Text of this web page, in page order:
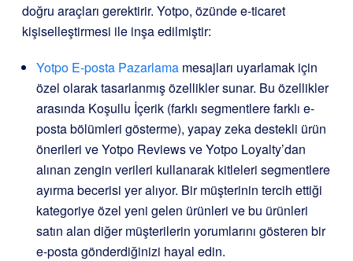
doğru araçları gerektirir. Yotpo, özünde e-ticaret
kişiselleştirmesi ile inşa edilmiştir:
Yotpo E-posta Pazarlama mesajları uyarlamak için
özel olarak tasarlanmış özellikler sunar. Bu özellikler
arasında Koşullu İçerik (farklı segmentlere farklı e-
posta bölümleri gösterme), yapay zeka destekli ürün
önerileri ve Yotpo Reviews ve Yotpo Loyalty’dan
alınan zengin verileri kullanarak kitleleri segmentlere
ayırma becerisi yer alıyor. Bir müşterinin tercih ettiği
kategoriye özel yeni gelen ürünleri ve bu ürünleri
satın alan diğer müşterilerin yorumlarını gösteren bir
e-posta gönderdiğinizi hayal edin.